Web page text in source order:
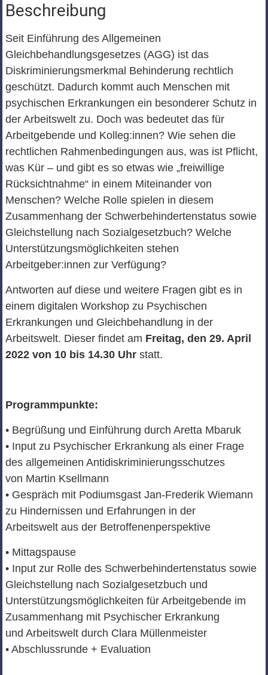
Beschreibung
Seit Einführung des Allgemeinen
Gleichbehandlungsgesetzes (AGG) ist das
Diskriminierungsmerkmal Behinderung rechtlich
geschützt. Dadurch kommt auch Menschen mit
psychischen Erkrankungen ein besonderer Schutz in
der Arbeitswelt zu. Doch was bedeutet das für
Arbeitgebende und Kolleg:innen? Wie sehen die
rechtlichen Rahmenbedingungen aus, was ist Pflicht,
was Kür – und gibt es so etwas wie „freiwillige
Rücksichtnahme“ in einem Miteinander von
Menschen? Welche Rolle spielen in diesem
Zusammenhang der Schwerbehindertenstatus sowie
Gleichstellung nach Sozialgesetzbuch? Welche
Unterstützungsmöglichkeiten stehen
Arbeitgeber:innen zur Verfügung?
Antworten auf diese und weitere Fragen gibt es in
einem digitalen Workshop zu Psychischen
Erkrankungen und Gleichbehandlung in der
Arbeitswelt. Dieser findet am Freitag, den 29. April
2022 von 10 bis 14.30 Uhrstatt.
Programmpunkte:
• Begrüßung und Einführung durch Aretta Mbaruk
• Input zu Psychischer Erkrankung als einer Frage
des allgemeinen Antidiskriminierungsschutzes
von Martin Ksellmann
• Gespräch mit Podiumsgast Jan-Frederik Wiemann
zu Hindernissen und Erfahrungen in der
Arbeitswelt aus der Betroffenenperspektive
• Mittagspause
• Input zur Rolle des Schwerbehindertenstatus sowie
Gleichstellung nach Sozialgesetzbuch und
Unterstützungsmöglichkeiten für Arbeitgebende im
Zusammenhang mit Psychischer Erkrankung
und Arbeitswelt durch Clara Müllenmeister
• Abschlussrunde + Evaluation